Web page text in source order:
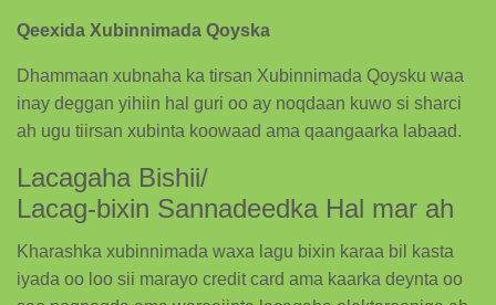
Qeexida Xubinnimada Qoyska
Dhammaan xubnaha ka tirsan Xubinnimada Qoysku waa
inay deggan yihiin hal guri oo ay noqdaan kuwo si sharci
ah ugu tiirsan xubinta koowaad ama qaangaarka labaad.
Lacagaha Bishii/
Lacag-bixin Sannadeedka Hal mar ah
Kharashka xubinnimada waxa lagu bixin karaa bil kasta
iyada oo loo sii marayo credit card ama kaarka deynta oo